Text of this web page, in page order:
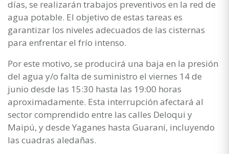
días, se realizarán trabajos preventivos en la red de
agua potable. El objetivo de estas tareas es
garantizar los niveles adecuados de las cisternas
para enfrentar el frío intenso.
Por este motivo, se producirá una baja en la presión
del agua y/o falta de suministro el viernes 14 de
junio desde las 15:30 hasta las 19:00 horas
aproximadamente. Esta interrupción afectará al
sector comprendido entre las calles Deloqui y
Maipú, y desde Yaganes hasta Guaraní, incluyendo
las cuadras aledañas.